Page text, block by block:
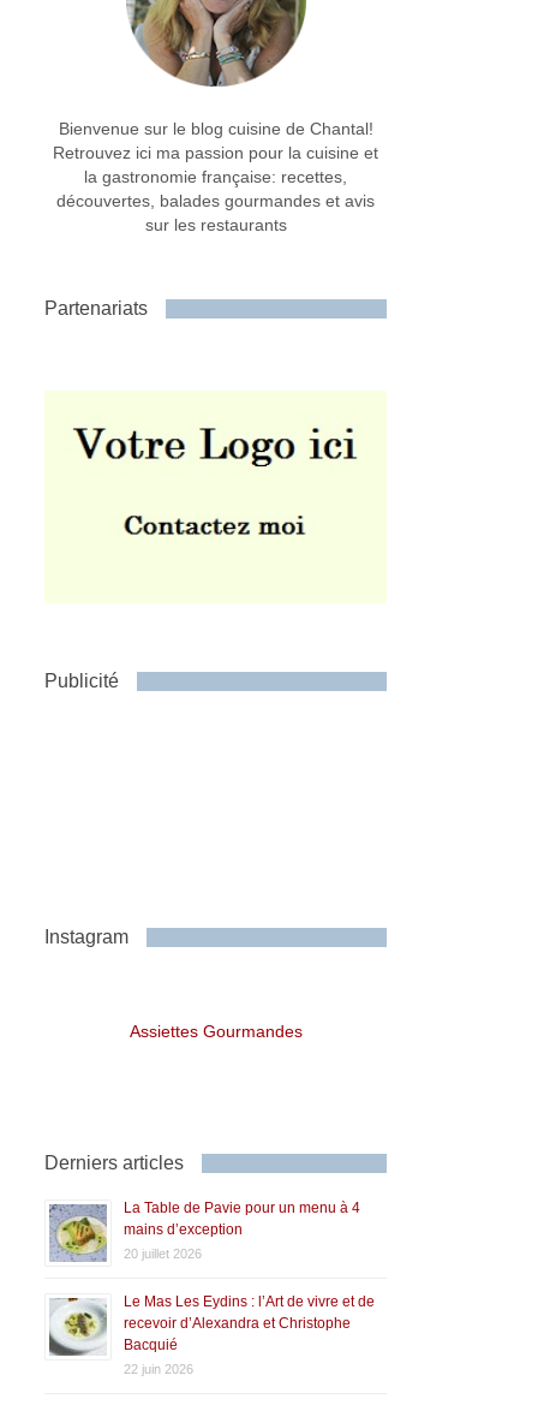
Bienvenue sur le blog cuisine de Chantal!
Retrouvez ici ma passion pour la cuisine et
la gastronomie française: recettes,
découvertes, balades gourmandes et avis
sur les restaurants
Partenariats
Publicité
Instagram
Assiettes Gourmandes
Derniers articles
La Table de Pavie pour un menu à 4
mains d’exception
20 juillet 2026
Le Mas Les Eydins : l’Art de vivre et de
recevoir d’Alexandra et Christophe
Bacquié
22 juin 2026